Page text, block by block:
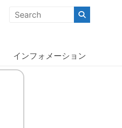
ストパフォーマンスの高い商
インフォメーション